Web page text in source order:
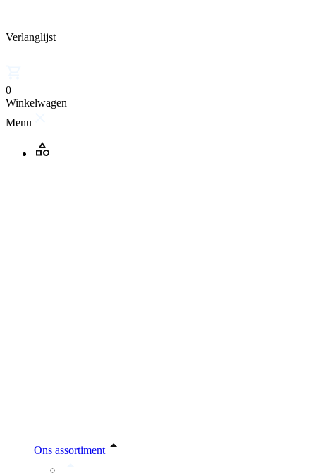
Verlanglijst
0
Winkelwagen
Menu
Ons assortiment